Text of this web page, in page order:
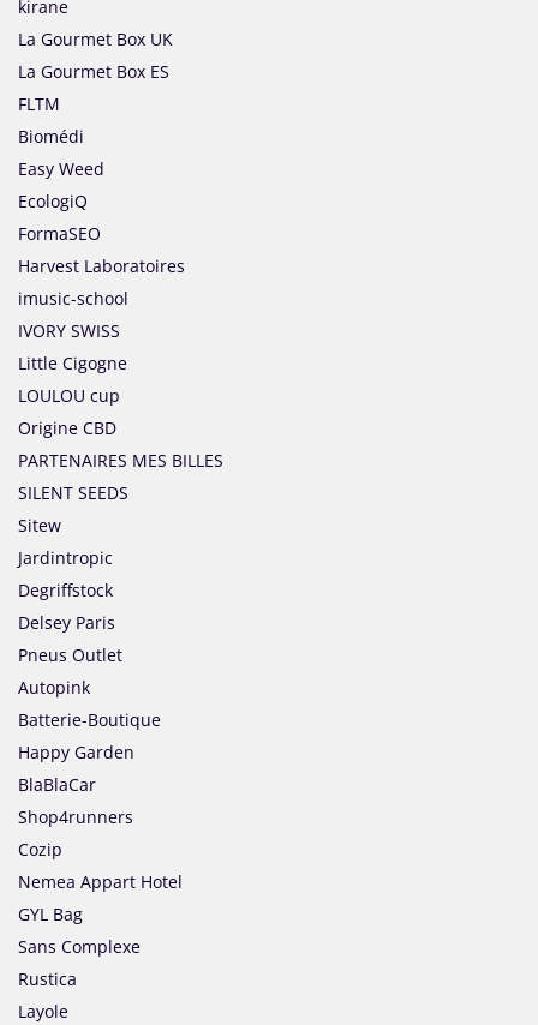
kirane
La Gourmet Box UK
La Gourmet Box ES
FLTM
Biomédi
Easy Weed
EcologiQ
FormaSEO
Harvest Laboratoires
imusic-school
IVORY SWISS
Little Cigogne
LOULOU cup
Origine CBD
PARTENAIRES MES BILLES
SILENT SEEDS
Sitew
Jardintropic
Degriffstock
Delsey Paris
Pneus Outlet
Autopink
Batterie-Boutique
Happy Garden
BlaBlaCar
Shop4runners
Cozip
Nemea Appart Hotel
GYL Bag
Sans Complexe
Rustica
Layole